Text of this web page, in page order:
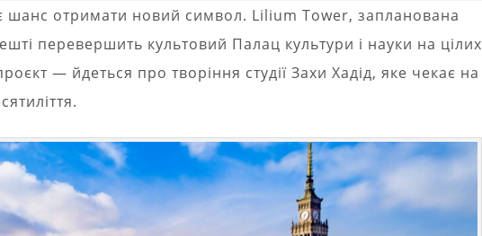
шанс отримати новий символ. Lilium Tower, запланована
перевершить культовий Палац культури і науки на цілих
— йдеться про творіння студії Захи Хадід, яке чекає на